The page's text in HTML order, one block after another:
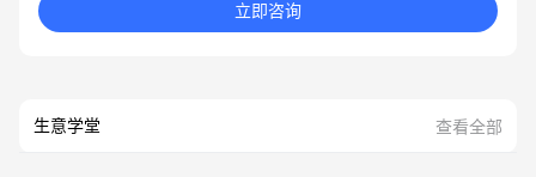
立即咨询
生意学堂 查看全部